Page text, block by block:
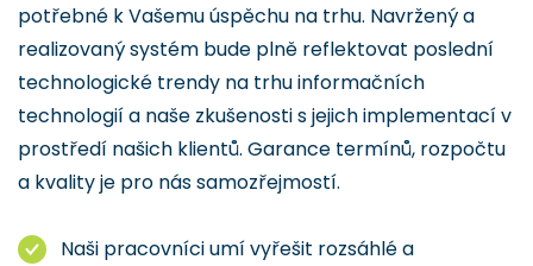
potřebné k Vašemu úspěchu na trhu. Navržený a
realizovaný systém bude plně reflektovat poslední
technologické trendy na trhu informačních
technologií a naše zkušenosti s jejich implementací v
prostředí našich klientů. Garance termínů, rozpočtu
a kvality je pro nás samozřejmostí.
Naši pracovníci umí vyřešit rozsáhlé a